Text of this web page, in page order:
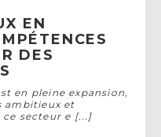
EN
DES
en pleine expansion,
ambitieux et
secteur e [...]